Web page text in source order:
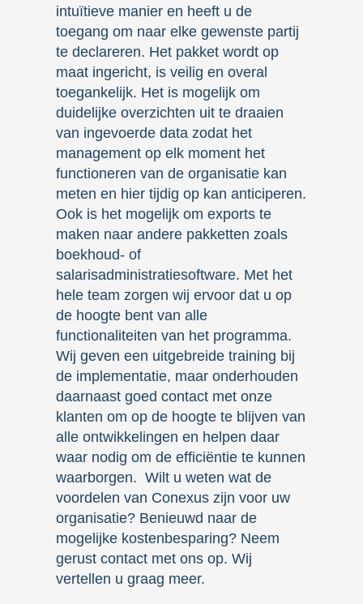
intuïtieve manier en heeft u de
toegang om naar elke gewenste partij
te declareren. Het pakket wordt op
maat ingericht, is veilig en overal
toegankelijk. Het is mogelijk om
duidelijke overzichten uit te draaien
van ingevoerde data zodat het
management op elk moment het
functioneren van de organisatie kan
meten en hier tijdig op kan anticiperen.
Ook is het mogelijk om exports te
maken naar andere pakketten zoals
boekhoud- of
salarisadministratiesoftware. Met het
hele team zorgen wij ervoor dat u op
de hoogte bent van alle
functionaliteiten van het programma.
Wij geven een uitgebreide training bij
de implementatie, maar onderhouden
daarnaast goed contact met onze
klanten om op de hoogte te blijven van
alle ontwikkelingen en helpen daar
waar nodig om de efficiëntie te kunnen
waarborgen. Wilt u weten wat de
voordelen van Conexus zijn voor uw
organisatie? Benieuwd naar de
mogelijke kostenbesparing? Neem
gerust contact met ons op. Wij
vertellen u graag meer.